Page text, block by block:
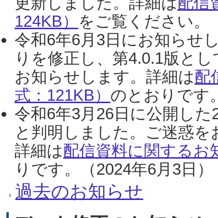
124KB） をご覧ください。
令和6年6月3日にお知らせ
りを修正し、第4.0.1版と
お知らせします。詳細は配
式：121KB） のとおりです
令和6年3月26日に公開し
と判明しました。ご迷惑
詳細は配信資料に関するお
りです。（2024年6月3日）
過去のお知らせ